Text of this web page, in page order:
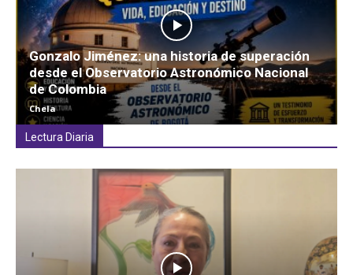
Gonzalo Jiménez: una historia de superación
desde el Observatorio Astronómico Nacional
de Colombia
Chela
Lectura Diaria